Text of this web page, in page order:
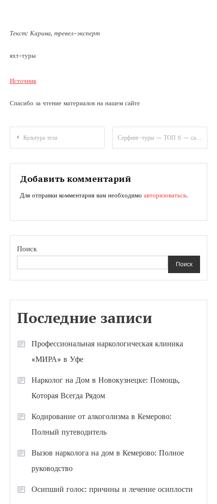
Текст: Карина, тревел-эксперт
яхт-туры
Источник
Спасибо за чтение материалов на нашем сайте
Навигация
по
записям
Культура тела Серфинг-туры — ТОП 5 — самые лучшие споты в мире для покорения волн на фанбордах, лонгбордах и ганах, куда поехать для серфинга
Добавить комментарий
Для отправки комментария вам необходимо авторизоваться.
Поиск
Поиск
Последние записи
Профессиональная наркологическая клиника
«МИРА» в Уфе
Нарколог на Дом в Новокузнецке: Помощь,
Которая Всегда Рядом
Кодирование от алкоголизма в Кемерово:
Полный путеводитель
Вызов нарколога на дом в Кемерово: Полное
руководство
Осипший голос: причины и лечение осиплости